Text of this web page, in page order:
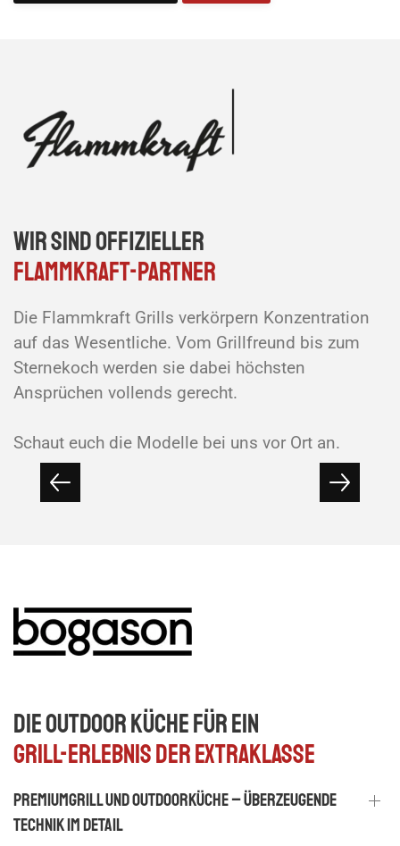
Wir sind offizieller
Flammkraft-Partner
Die Flammkraft Grills verkörpern Konzentration
auf das Wesentliche. Vom Grillfreund bis zum
Sternekoch werden sie dabei höchsten
Ansprüchen vollends gerecht.
Schaut euch die Modelle bei uns vor Ort an.
Die Outdoor Küche für ein
Grill-Erlebnis der Extraklasse
Premiumgrill und Outdoorküche – Überzeugende
Technik im Detail